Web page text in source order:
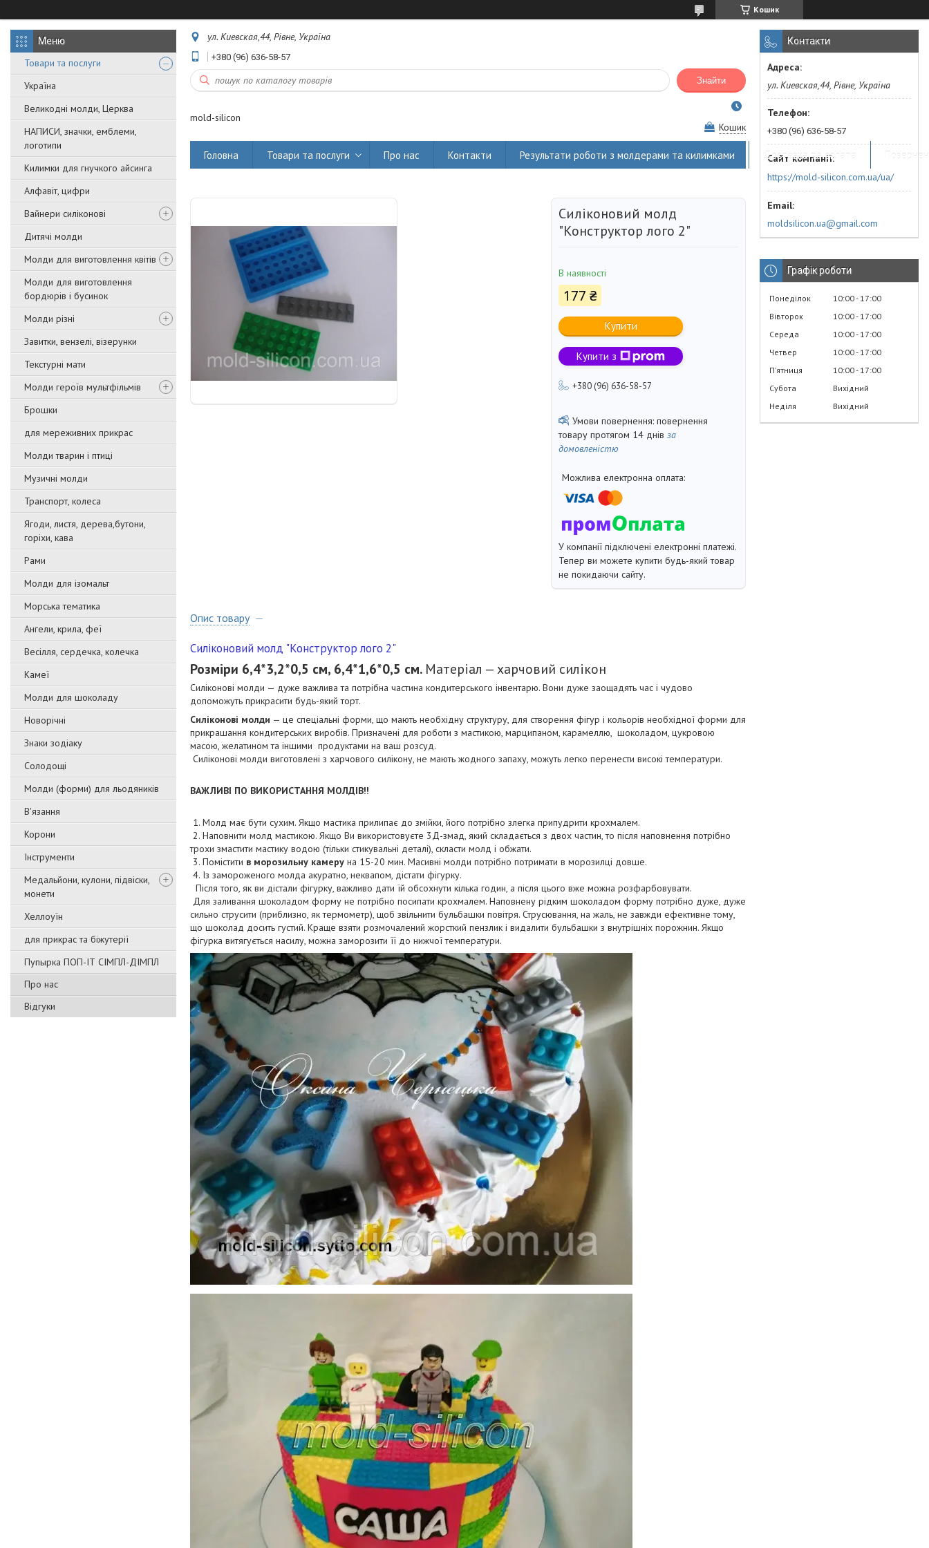
Кошик
Товари та послуги
Україна
Великодні молди, Церква
НАПИСИ, значки, емблеми,
логотипи
Килимки для гнучкого айсинга
Алфавіт, цифри
Вайнери силіконові
Дитячі молди
Молди для виготовлення квітів
Молди для виготовлення
бордюрів і бусинок
Молди різні
Завитки, вензелі, візерунки
Текстурні мати
Молди героїв мультфільмів
Брошки
для мереживних прикрас
Молди тварин і птиці
Музичні молди
Транспорт, колеса
Ягоди, листя, дерева,бутони,
горіхи, кава
Рами
Молди для ізомальт
Морська тематика
Ангели, крила, феї
Весілля, сердечка, колечка
Камеї
Молди для шоколаду
Новорічні
Знаки зодіаку
Солодощі
Молди (форми) для льодяників
В'язання
Корони
Інструменти
Медальйони, кулони, підвіски,
монети
Хеллоуїн
для прикрас та біжутерії
Пупырка ПОП-ІТ СІМПЛ-ДІМПЛ
Про нас
Відгуки
ул. Киевская,44, Рівне, Україна
+380 (96) 636-58-57
Знайти
mold-silicon
Кошик
Головна Товари та послуги Про нас Контакти Результати роботи з молдерами та килимками Доставка та оплата
Силіконовий молд
"Конструктор лого 2"
В наявності
177 ₴
Купити
Купити з
+380 (96) 636-58-57
повернення
товару протягом 14 днів за
домовленістю
У компанії підключені електронні платежі.
Тепер ви можете купити будь-який товар
не покидаючи сайту.
Опис товару
Силіконовий молд "Конструктор лого 2"
Розміри 6,4*3,2*0,5 см, 6,4*1,6*0,5 см. Матеріал — харчовий силікон
Силіконові молди — дуже важлива та потрібна частина кондитерського інвентарю. Вони дуже заощадять час і чудово
допоможуть прикрасити будь-який торт.
Силіконові молди — це спеціальні форми, що мають необхідну структуру, для створення фігур і кольорів необхідної форми для
прикрашання кондитерських виробів. Призначені для роботи з мастикою, марципаном, карамеллю, шоколадом, цукровою
масою, желатином та іншими продуктами на ваш розсуд.
Силіконові молди виготовлені з харчового силікону, не мають жодного запаху, можуть легко перенести високі температури.
ВАЖЛИВІ ПО ВИКОРИСТАННЯ МОЛДІВ!!
1. Молд має бути сухим. Якщо мастика прилипає до змійки, його потрібно злегка припудрити крохмалем.
2. Наповнити молд мастикою. Якщо Ви використовуєте 3Д-змад, який складається з двох частин, то після наповнення потрібно
трохи змастити мастику водою (тільки стикувальні деталі), скласти молд і обжати.
3. Помістити в морозильну камеру на 15-20 мин. Масивні молди потрібно потримати в морозилці довше.
4. Із замороженого молда акуратно, неквапом, дістати фігурку.
Після того, як ви дістали фігурку, важливо дати їй обсохнути кілька годин, а після цього вже можна розфарбовувати.
Для заливання шоколадом форму не потрібно посипати крохмалем. Наповнену рідким шоколадом форму потрібно дуже, дуже
сильно струсити (приблизно, як термометр), щоб звільнити бульбашки повітря. Струсювання, на жаль, не завжди ефективне тому,
що шоколад досить густий. Краще взяти розмочалений жорсткий пензлик і видалити бульбашки з внутрішніх порожнин. Якщо
фігурка витягується насилу, можна заморозити її до нижчої температури.
Контакти
ул. Киевская,44, Рівне, Україна
+380 (96) 636-58-57
https://mold-silicon.com.ua/ua/
moldsilicon.ua@gmail.com
Графік роботи
Понеділок 10:00 17:00
Вівторок
10:00 17:00
Середа
10:00 17:00
Четвер
10:00 17:00
Пʼятниця
10:00 17:00
Субота
Вихідний
Неділя
Вихідний